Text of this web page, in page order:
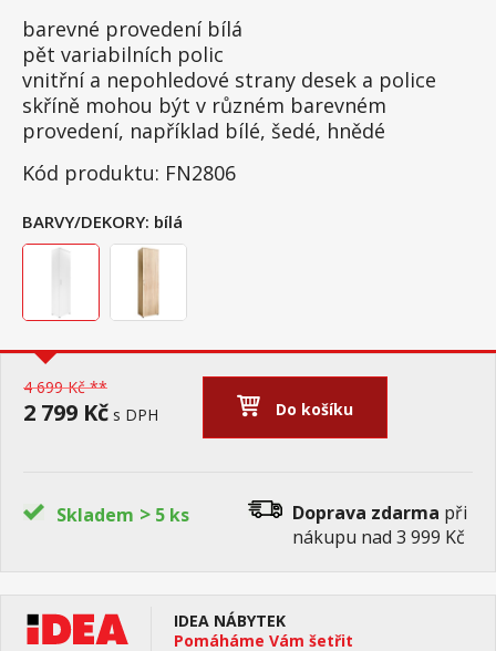
barevné provedení bílá
pět variabilních polic
vnitřní a nepohledové strany desek a police
skříně mohou být v různém barevném
provedení, například bílé, šedé, hnědé
Kód produktu: FN2806
BARVY/DEKORY: bílá
4 699 Kč **
2 799 Kč s DPH Do košíku
Skladem > 5 ks Doprava zdarma při
nákupu nad 3 999 Kč
IDEA NÁBYTEK
Pomáháme Vám šetřit